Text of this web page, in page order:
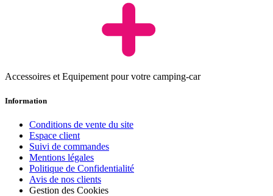
Accessoires et Equipement pour votre camping-car
Information
Conditions de vente du site
Espace client
Suivi de commandes
Mentions légales
Politique de Confidentialité
Avis de nos clients
Gestion des Cookies